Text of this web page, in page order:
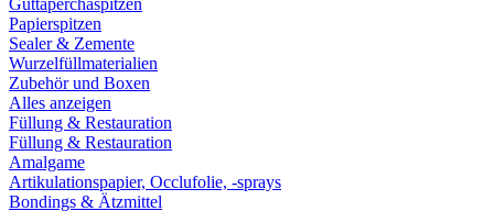
Guttaperchaspitzen
Papierspitzen
Sealer & Zemente
Wurzelfüllmaterialien
Zubehör und Boxen
Alles anzeigen
Füllung & Restauration
Füllung & Restauration
Amalgame
Artikulationspapier, Occlufolie, -sprays
Bondings & Ätzmittel